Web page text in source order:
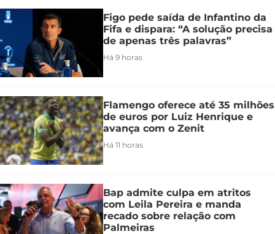
Figo pede saída de Infantino da
Fifa e dispara: “A solução precisa
de apenas três palavras”
Há 9 horas
Flamengo oferece até 35 milhões
de euros por Luiz Henrique e
avança com o Zenit
Há 11 horas
Bap admite culpa em atritos
com Leila Pereira e manda
recado sobre relação com
Palmeiras